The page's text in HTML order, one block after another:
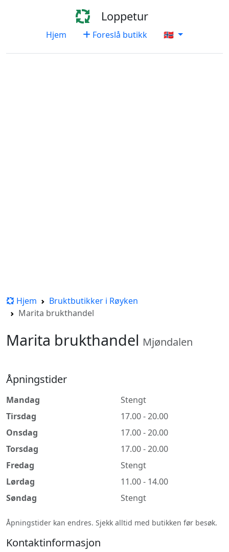
Loppetur
Hjem Foreslå butikk 🇳🇴
Hjem
Bruktbutikker i Røyken
Marita brukthandel
Marita brukthandel Mjøndalen
Åpningstider
Mandag
Stengt
Tirsdag
17.00 - 20.00
Onsdag
17.00 - 20.00
Torsdag
17.00 - 20.00
Fredag
Stengt
Lørdag
11.00 - 14.00
Søndag
Stengt
Åpningstider kan endres. Sjekk alltid med butikken før besøk.
Kontaktinformasjon